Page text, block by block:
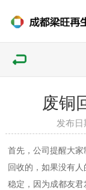
废铜
发布日
首先，公司提醒大
回收的，如果没有
稳定，因为成都友